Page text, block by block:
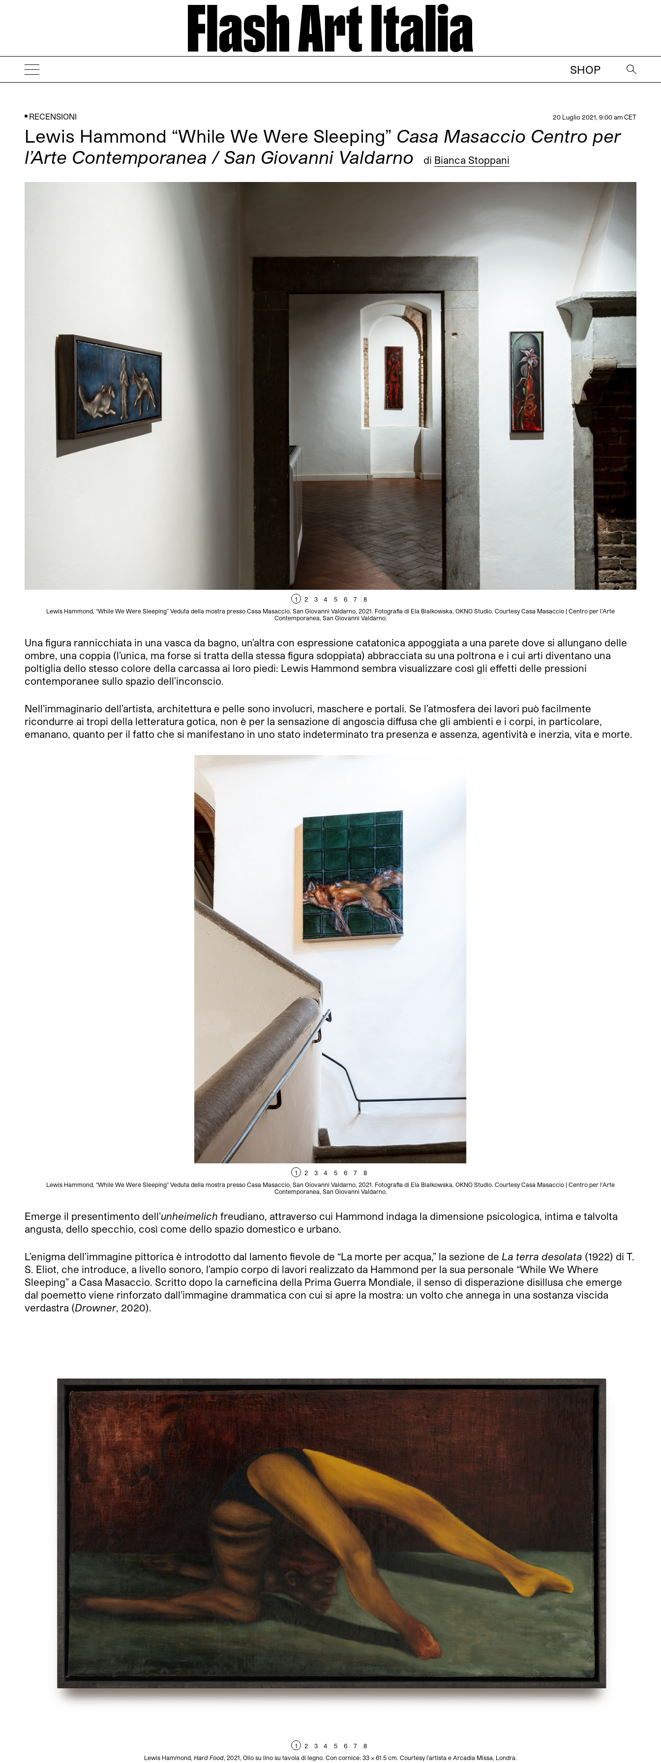
SHOP
→
RECENSIONI 20 Luglio 2021, 9:00 am CET
Lewis Hammond “While We Were Sleeping” Casa Masaccio Centro per
l’Arte Contemporanea / San Giovanni Valdarno
di Bianca Stoppani
1 2 3 4 5 6 7
8
Lewis Hammond, “While We Were Sleeping” Veduta della mostra presso Casa Masaccio, San Giovanni Valdarno, 2021. Fotografia di Ela Bialkowska, OKNO Studio. Courtesy Casa Masaccio | Centro per l’Arte
Contemporanea, San Giovanni Valdarno.
Una figura rannicchiata in una vasca da bagno, un’altra con espressione catatonica appoggiata a una parete dove si allungano delle
ombre, una coppia (l’unica, ma forse si tratta della stessa figura sdoppiata) abbracciata su una poltrona e i cui arti diventano una
poltiglia dello stesso colore della carcassa ai loro piedi: Lewis Hammond sembra visualizzare così gli effetti delle pressioni
contemporanee sullo spazio dell’inconscio.
Nell’immaginario dell’artista, architettura e pelle sono involucri, maschere e portali. Se l’atmosfera dei lavori può facilmente
ricondurre ai tropi della letteratura gotica, non è per la sensazione di angoscia diffusa che gli ambienti e i corpi, in particolare,
emanano, quanto per il fatto che si manifestano in uno stato indeterminato tra presenza e assenza, agentività e inerzia, vita e morte.
1 2 3 4 5 6 7
8
Lewis Hammond, “While We Were Sleeping” Veduta della mostra presso Casa Masaccio, San Giovanni Valdarno, 2021. Fotografia di Ela Bialkowska, OKNO Studio. Courtesy Casa Masaccio | Centro per l’Arte
Contemporanea, San Giovanni Valdarno.
Emerge il presentimento dell’unheimelich freudiano, attraverso cui Hammond indaga la dimensione psicologica, intima e talvolta
angusta, dello specchio, così come dello spazio domestico e urbano.
L’enigma dell’immagine pittorica è introdotto dal lamento fievole de “La morte per acqua,” la sezione de La terra desolata (1922) di T.
S. Eliot, che introduce, a livello sonoro, l’ampio corpo di lavori realizzato da Hammond per la sua personale “While We Where
Sleeping” a Casa Masaccio. Scritto dopo la carneficina della Prima Guerra Mondiale, il senso di disperazione disillusa che emerge
dal poemetto viene rinforzato dall’immagine drammatica con cui si apre la mostra: un volto che annega in una sostanza viscida
verdastra (Drowner, 2020).
1 2 3 4 5 6 7
8
Lewis Hammond, Hard Food, 2021, Olio su lino su tavola di legno. Con cornice: 33 × 61.5 cm. Courtesy l’artista e Arcadia Missa, Londra.